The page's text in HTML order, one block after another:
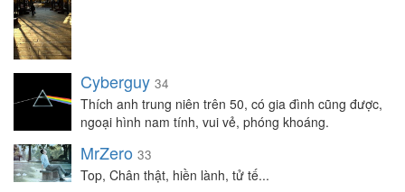
Cyberguy 34
Thích anh trung niên trên 50, có gia đình cũng được,
ngoại hình nam tính, vui vẻ, phóng khoáng.
MrZero 33
Top, Chân thật, hiền lành, tử tế...